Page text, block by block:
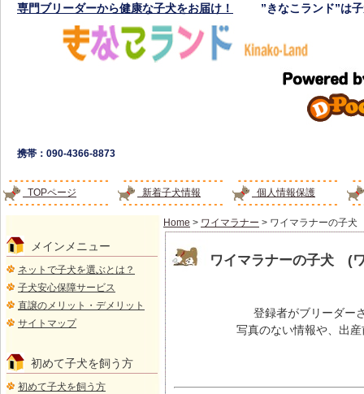
専門ブリーダーから健康な子犬をお届け！ ”きなこランド”は
携帯：090-4366-8873
TOPページ 新着子犬情報 個人情報保護
Home > ワイマラナー > ワイマラナーの子犬
ワイマラナーの子犬 (
登録者がブリーダー
写真のない情報や、出
メインメニュー
ネットで子犬を選ぶとは？
子犬安心保障サービス
直譲のメリット・デメリット
サイトマップ
初めて子犬を飼う方
初めて子犬を飼う方